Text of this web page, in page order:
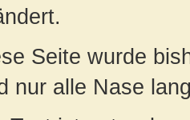
Seite wurde
nur alle Nase